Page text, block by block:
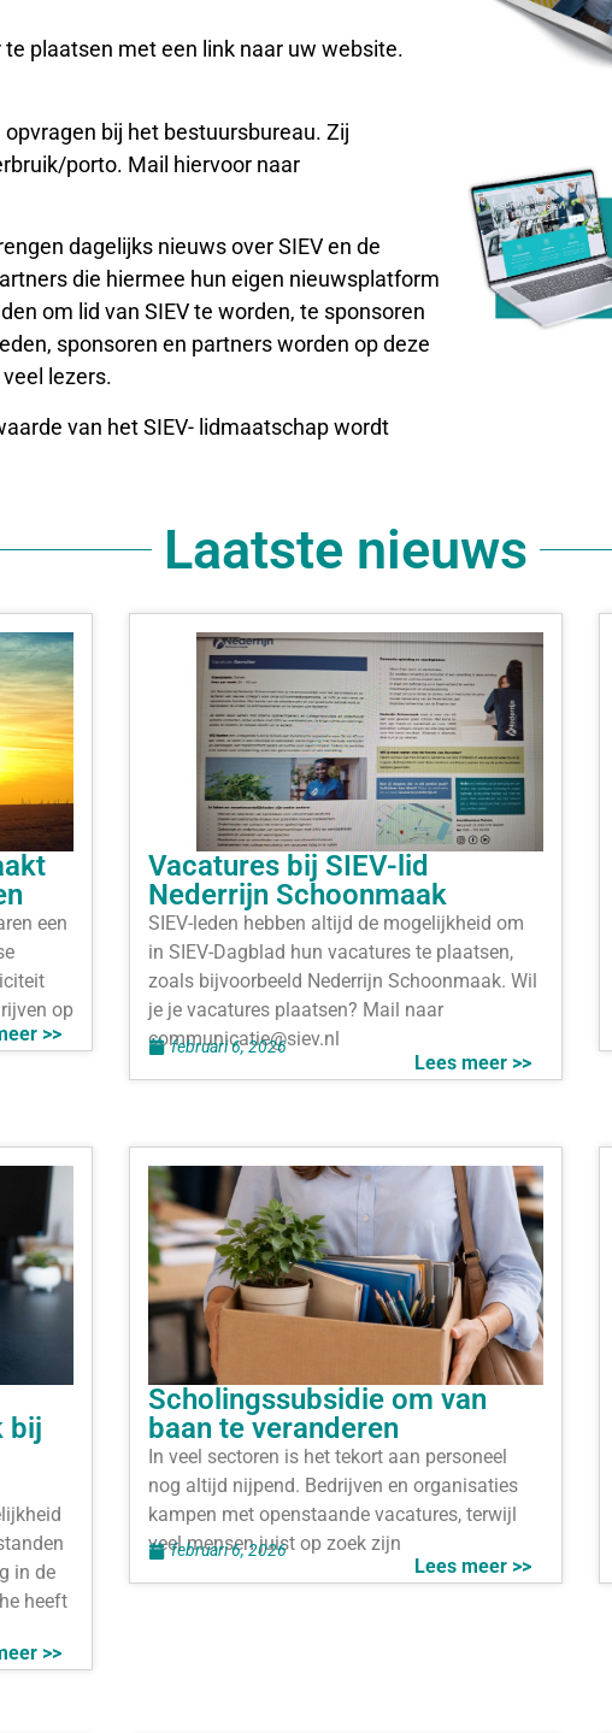
plaatsen met een link naar uw website.
opvragen bij het bestuursbureau. Zij
porto. Mail hiervoor naar
dagelijks nieuws over SIEV en de
die hiermee hun eigen nieuwsplatform
om lid van SIEV te worden, te sponsoren
sponsoren en partners worden op deze
lezers.
van het SIEV- lidmaatschap wordt
Laatste nieuws
een
op
>>
Vacatures bij SIEV-lid
Nederrijn Schoonmaak
SIEV-leden hebben altijd de mogelijkheid om
in SIEV-Dagblad hun vacatures te plaatsen,
zoals bijvoorbeeld Nederrijn Schoonmaak. Wil
je je vacatures plaatsen? Mail naar
communicatie@siev.nl
Lees meer >>
februari 6, 2026
bij
in de
heeft
>>
Scholingssubsidie om van
baan te veranderen
In veel sectoren is het tekort aan personeel
nog altijd nijpend. Bedrijven en organisaties
kampen met openstaande vacatures, terwijl
veel mensen juist op zoek zijn
Lees meer >>
februari 6, 2026